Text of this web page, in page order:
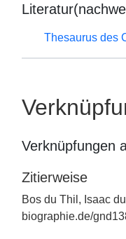
Thesaurus des
Verknüpfungen
Zitierweise
Bos du Thil, Isaac
biographie.de/